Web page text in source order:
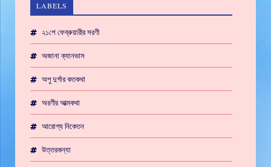
LABELS
২১শে ফেব্রুয়ারীর সরণী
অজানা ক্যানভাস
অপু দুর্গার কতকথা
অরণীর আত্মকথা
আরোগ্য নিকেতন
উত্তরকন্যা